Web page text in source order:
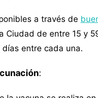
a través de
Ciudad de entre 15 y
entre cada una.
: